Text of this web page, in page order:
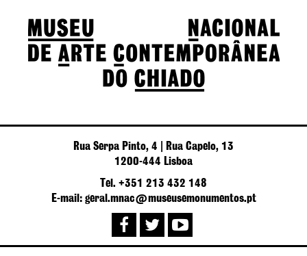
Rua Serpa Pinto, 4 | Rua Capelo, 13
1200-444 Lisboa
Tel. +351 213 432 148
E-mail: geral.mnac@museusemonumentos.pt